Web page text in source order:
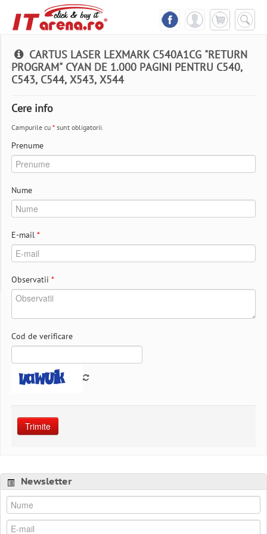
CARTUS LASER LEXMARK C540A1CG "RETURN
PROGRAM" CYAN DE 1.000 PAGINI PENTRU C540,
C543, C544, X543, X544
Cere info
Campurile cu * sunt obligatorii.
Prenume
Nume
E-mail *
Observatii *
Cod de verificare
Trimite
Newsletter